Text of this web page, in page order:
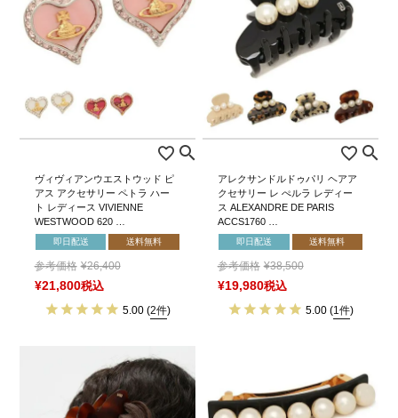
ヴィヴィアンウエストウッド ピ
アス アクセサリー ペトラ ハー
ト レディース VIVIENNE
WESTWOOD 620 …
即日配送 送料無料
参考価格 ¥26,400
¥21,800税込
5.00 (2件)
アレクサンドルドゥパリ ヘアア
クセサリー レ ぺルラ レディー
ス ALEXANDRE DE PARIS
ACCS1760 …
即日配送 送料無料
参考価格 ¥38,500
¥19,980税込
5.00 (1件)